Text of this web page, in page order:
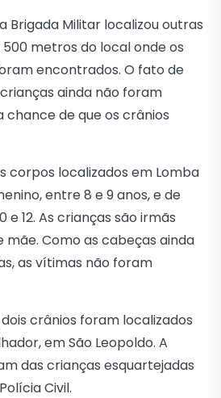
Brigada Militar localizou outras
metros do local onde os
encontrados. O fato de
ainda não foram
chance de que os crânios
corpos localizados em Lomba
entre 8 e 9 anos, e de
e 12. As crianças são irmãs
Como as cabeças ainda
as vítimas não foram
crânios foram localizados
em São Leopoldo. A
das crianças esquartejadas
Civil.